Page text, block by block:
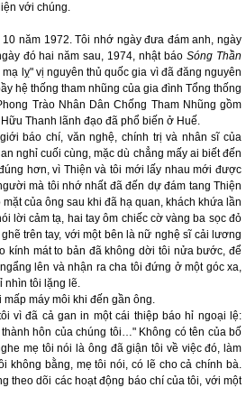
với chúng.
năm 1972. Tôi nhớ ngày đưa đám anh, ngày
đó hai năm sau, 1974, nhật báoSóng Thần
lỵ" vị nguyên thủ quốc gia vì đã đăng nguyên
hệ thống tham nhũng của gia đình Tổng thống
Trào Nhân Dân Chống Tham Nhũng gồm
Thanh lãnh đạo đã phổ biến ở Huế.
báo chí, văn nghệ, chính trị và nhân sĩ của
nghỉ cuối cùng, mặc dù chẳng mấy ai biết đến
hơn, vì Thiện và tôi mới lấy nhau mới được
mà tôi nhớ nhất đã đến dự đám tang Thiện
mặt của ông sau khi đã hạ quan, khách khứa lần
lời cảm tạ, hai tay ôm chiếc cờ vàng ba sọc đỏ
trên tay, với một bên là nữ nghệ sĩ cải lương
kính mát to bản đã không dời tôi nửa bước, để
lên và nhận ra cha tôi đứng ở một góc xa,
nhìn tôi lặng lẽ.
máy môi khi đến gần ông.
vì đã cả gan in một cái thiệp báo hỉ ngoại lệ:
hôn của chúng tôi…" Không có tên của bố
mẹ tôi nói là ông đã giận tôi về việc đó, làm
không bằng, mẹ tôi nói, có lẽ cho cả chính bà.
theo dõi các hoạt động báo chí của tôi, với một